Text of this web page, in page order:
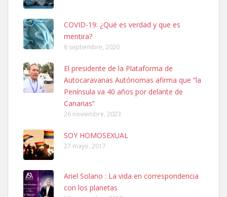
SHIBA PERDIDO AVDA JOSE MESA Y LOPEZ
PERRO MACHO RAZA SHIBA CON MICROCHIP PERDIDO HOY
06/07/2025 ZONA MESA Y LOPEZ. ES MUY ASUSTADIZO
Leales.org » Gran Canaria
6.7.2025
Ninfa perdida
El día 5 se los perdió una ninfa papillera, asustada tiene miedo a la
COVID-19: ¿Qué es verdad y que es
mentira?
6 septiembre, 2020
El presidente de la Plataforma de
Autocaravanas Autónomas afirma que “la
Península va 40 años por delante de
Canarias”
26 noviembre, 2023
SOY HOMOSEXUAL
27 mayo, 2017
Ariel Solano : La vida en correspondencia
con los planetas